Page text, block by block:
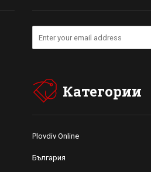
Категории
Plovdiv Online
България